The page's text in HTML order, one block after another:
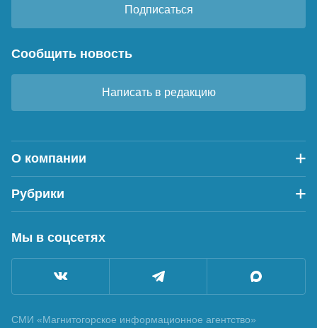
Подписаться
Сообщить новость
Написать в редакцию
О компании
Рубрики
Мы в соцсетях
СМИ «Магнитогорское информационное агентство»